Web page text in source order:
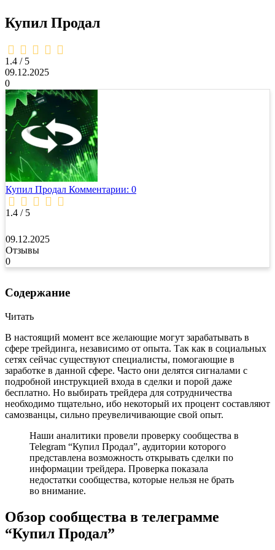
Купил Продал
1,4
rating
1.4 / 5
09.12.2025
0
Купил Продал Комментарии: 0
1.4 / 5
09.12.2025
Отзывы
0
Содержание
Читать
В настоящий момент все желающие могут зарабатывать в
сфере трейдинга, независимо от опыта. Так как в социальных
сетях сейчас существуют специалисты, помогающие в
заработке в данной сфере. Часто они делятся сигналами с
подробной инструкцией входа в сделки и порой даже
бесплатно. Но выбирать трейдера для сотрудничества
необходимо тщательно, ибо некоторый их процент составляют
самозванцы, сильно преувеличивающие свой опыт.
Наши аналитики провели проверку сообщества в
Telegram “Купил Продал”, аудитории которого
представлена возможность открывать сделки по
информации трейдера. Проверка показала
недостатки сообщества, которые нельзя не брать
во внимание.
Обзор сообщества в телеграмме
“Купил Продал”